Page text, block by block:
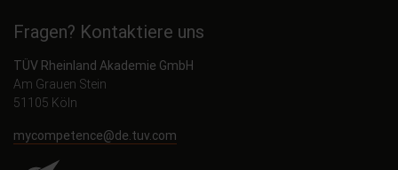
Fragen? Kontaktiere uns
TÜV Rheinland Akademie GmbH
Am Grauen Stein
51105 Köln
mycompetence@de.tuv.com